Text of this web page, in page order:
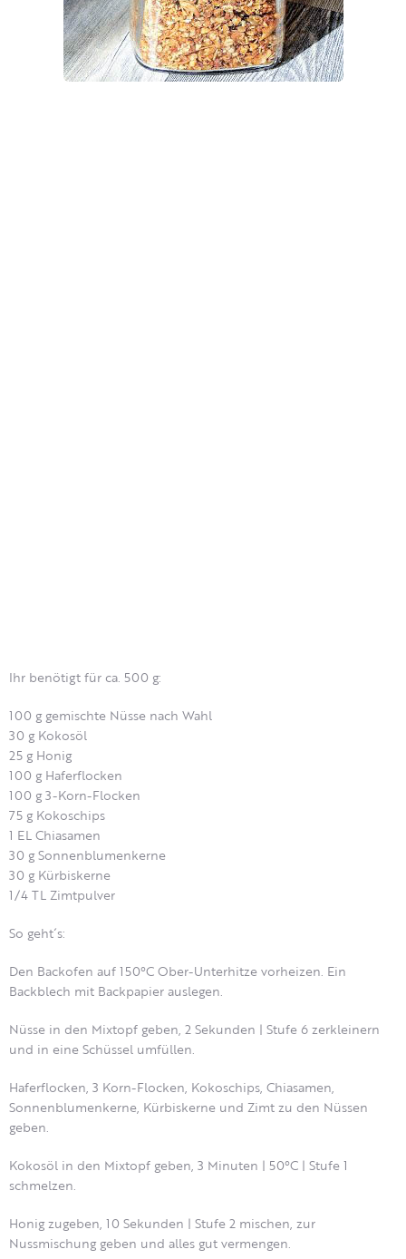
Ihr benötigt für ca. 500 g:
100 g gemischte Nüsse nach Wahl
30 g Kokosöl
25 g Honig
100 g Haferflocken
100 g 3-Korn-Flocken
75 g Kokoschips
1 EL Chiasamen
30 g Sonnenblumenkerne
30 g Kürbiskerne
1/4 TL Zimtpulver
So geht´s:
Den Backofen auf 150°C Ober-Unterhitze vorheizen. Ein
Backblech mit Backpapier auslegen.
Nüsse in den Mixtopf geben, 2 Sekunden | Stufe 6 zerkleinern
und in eine Schüssel umfüllen.
Haferflocken, 3 Korn-Flocken, Kokoschips, Chiasamen,
Sonnenblumenkerne, Kürbiskerne und Zimt zu den Nüssen
geben.
Kokosöl in den Mixtopf geben, 3 Minuten | 50°C | Stufe 1
schmelzen.
Honig zugeben, 10 Sekunden | Stufe 2 mischen, zur
Nussmischung geben und alles gut vermengen.